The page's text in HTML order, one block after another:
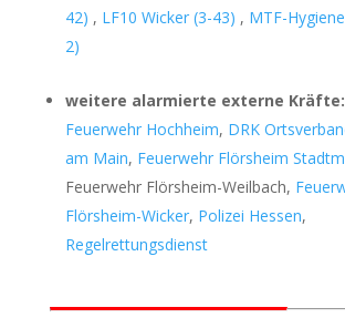
42) , LF10 Wicker (3-43) , MTF-
2)
weitere alarmierte externe Kräfte:
Feuerwehr Hochheim, DRK
am Main, Feuerwehr Flörsheim
Feuerwehr Flörsheim-Weilbach,
Flörsheim-Wicker, Polizei Hessen,
Regelrettungsdienst